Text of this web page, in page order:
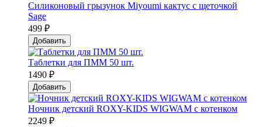
Силиконовый грызунок Мiyoumi кактус с щеточкой
Sage
499 ₽
Добавить
Таблетки для ПММ 50 шт.
1490 ₽
Добавить
Ночник детский ROXY-KIDS WIGWAM с котенком
2249 ₽